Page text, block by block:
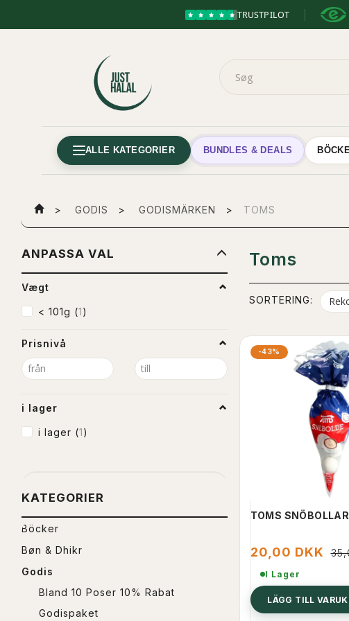
TRUSTPILOT
ALLE KATEGORIER BUNDLES & DEALS
GODIS GODISMÄRKEN TOMS
ANPASSA VAL
BYT
FILTRET
Vægt
< 101g (1)
Prisnivå
i lager
i lager (1)
KATEGORIER
Böcker
Bøn & Dhikr
Godis
Bland 10 Poser 10% Rabat
Godispaket
Toms
SORTERING:
-43%
TOMS
20,00 DKK
I Lager
LÄGG TILL